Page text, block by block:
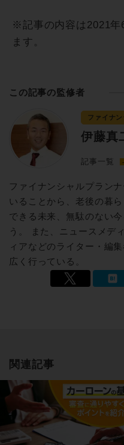
※記事の内容は2021年
ます。
この記事の監修者
ファイナ
伊藤真
記事一覧
ファイナンシャルプラン
いることから、老後の暮
できる未来、無駄のない
う。 また、ニュースメデ
ィアなどのライター・編
広く行っている。
関連記事